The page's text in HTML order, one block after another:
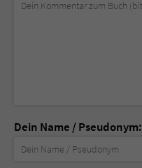
Dein Name / Pseudonym: